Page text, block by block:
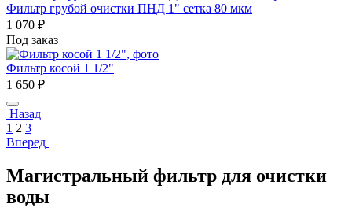
Фильтр грубой очистки ПНД 1" сетка 80 мкм
1 070 ₽
Под заказ
Фильтр косой 1 1/2"
1 650 ₽
Назад
1 2 3
Вперед
Магистральный фильтр для очистки
воды